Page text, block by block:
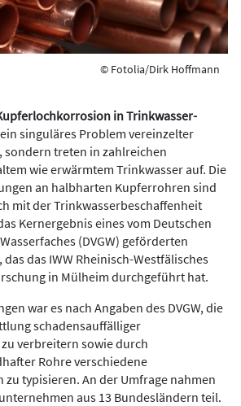
© Fotolia/Dirk Hoffmann
in Trinkwasser-
singuläres Problem vereinzelter
sondern treten in zahlreichen
wie erwärmtem Trinkwasser auf. Die
an halbharten Kupferrohren sind
mit der Trinkwasserbeschaffenheit
Kernergebnis eines vom Deutschen
(DVGW) geförderten
das IWW Rheinisch-Westfälisches
in Mülheim durchgeführt hat.
war es nach Angaben des DVGW, die
schadensauffälliger
verbreitern sowie durch
Rohre verschiedene
zu typisieren. An der Umfrage nahmen
aus 13 Bundesländern teil.